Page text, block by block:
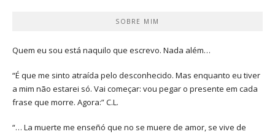
SOBRE MIM
Quem eu sou está naquilo que escrevo. Nada além…
“É que me sinto atraída pelo desconhecido. Mas enquanto eu tiver
a mim não estarei só. Vai começar: vou pegar o presente em cada
frase que morre. Agora:” C.L.
“… La muerte me enseñó que no se muere de amor, se vive de